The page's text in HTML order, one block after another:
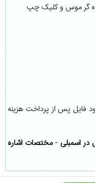
گر موس و کلیک چپ
فایل پس از پرداخت هزینه
اسمبلی-مختصات اشاره